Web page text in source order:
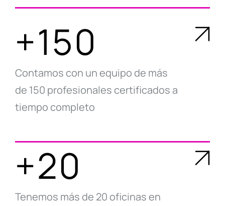
+150
Contamos con un equipo de más
de 150 profesionales certificados a
tiempo completo
+20
Tenemos más de 20 oficinas en